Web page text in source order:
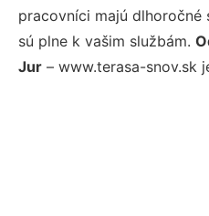
pracovníci majú dlhoročné
sú plne k vašim službám.
Jur – www.terasa-snov.sk